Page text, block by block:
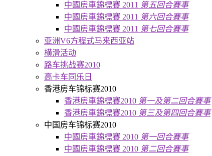
中國房車錦標賽 2011 第五回合賽事
中國房車錦標賽 2011 第六回合賽事
中國房車錦標賽 2011 第七回合賽事
亚洲V6方程式马来西亚站
横滑活动
路车挑战赛2010
高卡车同乐日
香港房车锦标赛2010
香港房車錦標賽2010 第一及第二回合賽事
香港房車錦標賽2010 第三及第四回合賽事
中国房车锦标赛2010
中國房車錦標賽 2010 第一回合賽事
中國房車錦標賽 2010 第二回合賽事